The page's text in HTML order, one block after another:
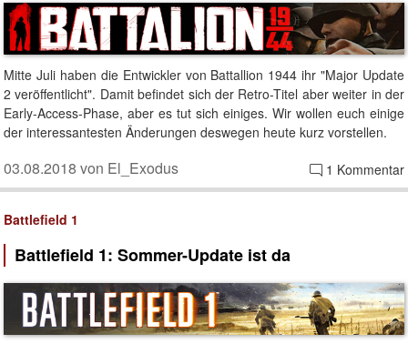
Mitte Juli haben die Entwickler von Battallion 1944 ihr "Major Update
2 veröffentlicht". Damit befindet sich der Retro-Titel aber weiter in der
Early-Access-Phase, aber es tut sich einiges. Wir wollen euch einige
der interessantesten Änderungen deswegen heute kurz vorstellen.
1 Kommentar
03.08.2018 von El_Exodus
Battlefield 1
Battlefield 1: Sommer-Update ist da